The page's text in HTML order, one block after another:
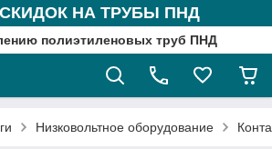
НА ТРУБЫ ПНД
полиэтиленовых труб ПНД
Низковольтное оборудование